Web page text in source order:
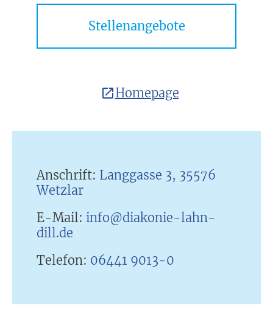
Stellenangebote
Homepage
Anschrift: Langgasse 3, 35576
Wetzlar
E-Mail: info@diakonie-lahn-
dill.de
Telefon: 06441 9013-0